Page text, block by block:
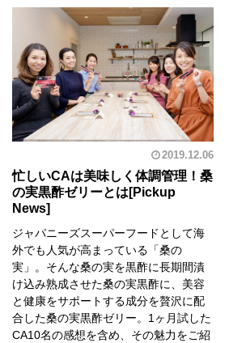
2019.12.06
忙しいCAは美味しく体調管理！桑
の実黒酢ゼリーとは
ジャパニーズスーパーフードとして海
外でも人気が高まっている「桑の
実」。そんな桑の実を黒酢に長期間漬
け込み熟成させた桑の実黒酢に、美容
と健康をサポートする成分を贅沢に配
合した桑の実黒酢ゼリー。1ヶ月試した
CA10名の感想を含め、その魅力をご紹